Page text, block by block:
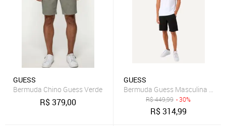
GUESS
Bermuda Chino Guess Verde
R$379,00
GUESS
Bermuda Guess Masculina
R$449,99 - 30%
R$314,99